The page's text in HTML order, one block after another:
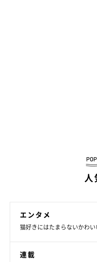
人
エンタメ
猫好きにはたまらないかわ
連載